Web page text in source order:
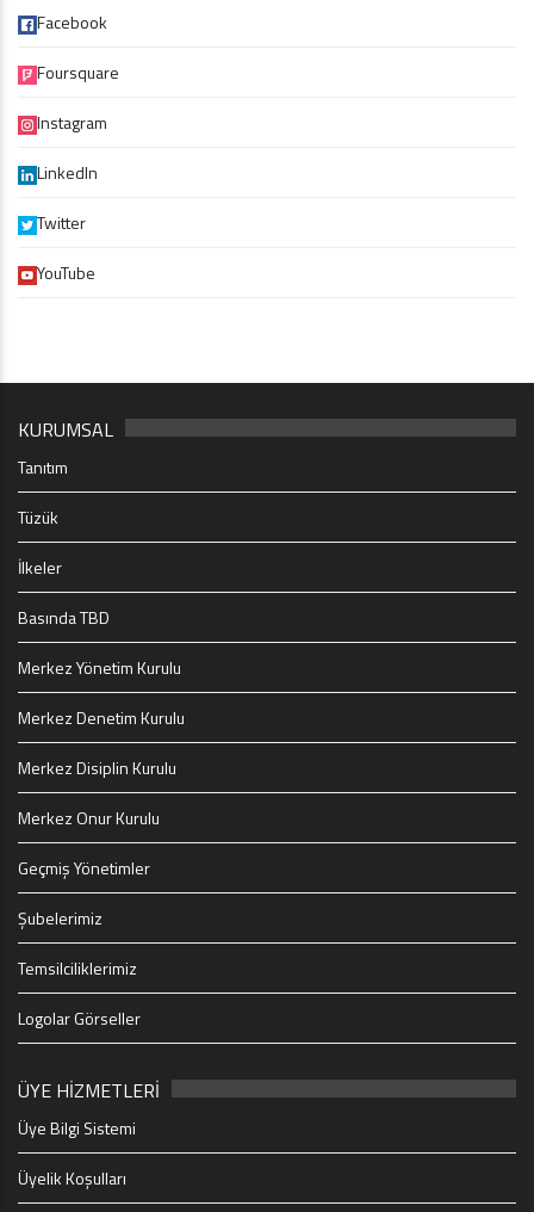
Facebook
Foursquare
Instagram
LinkedIn
Twitter
YouTube
KURUMSAL
Tanıtım
Tüzük
İlkeler
Basında TBD
Merkez Yönetim Kurulu
Merkez Denetim Kurulu
Merkez Disiplin Kurulu
Merkez Onur Kurulu
Geçmiş Yönetimler
Şubelerimiz
Temsilciliklerimiz
Logolar Görseller
ÜYE HİZMETLERİ
Üye Bilgi Sistemi
Üyelik Koşulları